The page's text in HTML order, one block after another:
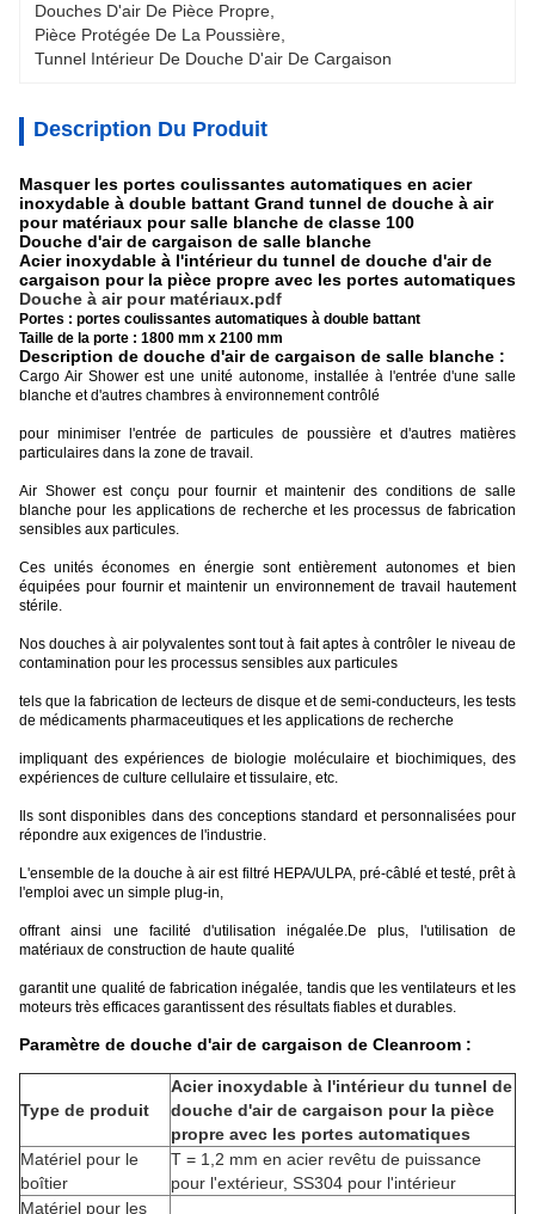
Douches D'air De Pièce Propre
Pièce Protégée De La Poussière
Tunnel Intérieur De Douche D'air De Cargaison
Description Du Produit
Masquer les portes coulissantes automatiques en acier
inoxydable à double battant Grand tunnel de douche à air
pour matériaux pour salle blanche de classe 100
Douche d'air de cargaison de salle blanche
Acier inoxydable à l'intérieur du tunnel de douche d'air de
cargaison pour la pièce propre avec les portes automatiques
Douche à air pour matériaux.pdf
Portes : portes coulissantes automatiques à double battant
Taille de la porte : 1800 mm x 2100 mm
Description de douche d'air de cargaison de salle blanche :
Cargo Air Shower est une unité autonome, installée à l'entrée d'une salle
blanche et d'autres chambres à environnement contrôlé
pour minimiser l'entrée de particules de poussière et d'autres matières
particulaires dans la zone de travail.
Air Shower est conçu pour fournir et maintenir des conditions de salle
blanche pour les applications de recherche et les processus de fabrication
sensibles aux particules.
Ces unités économes en énergie sont entièrement autonomes et bien
équipées pour fournir et maintenir un environnement de travail hautement
stérile.
Nos douches à air polyvalentes sont tout à fait aptes à contrôler le niveau de
contamination pour les processus sensibles aux particules
tels que la fabrication de lecteurs de disque et de semi-conducteurs, les tests
de médicaments pharmaceutiques et les applications de recherche
impliquant des expériences de biologie moléculaire et biochimiques, des
expériences de culture cellulaire et tissulaire, etc.
Ils sont disponibles dans des conceptions standard et personnalisées pour
répondre aux exigences de l'industrie.
L'ensemble de la douche à air est filtré HEPA/ULPA, pré-câblé et testé, prêt à
l'emploi avec un simple plug-in,
offrant ainsi une facilité d'utilisation inégalée.De plus, l'utilisation de
matériaux de construction de haute qualité
garantit une qualité de fabrication inégalée, tandis que les ventilateurs et les
moteurs très efficaces garantissent des résultats fiables et durables.
Paramètre de douche d'air de cargaison de Cleanroom :
Type de produit
Acier inoxydable à l'intérieur du tunnel de
douche d'air de cargaison pour la pièce
propre avec les portes automatiques
Matériel pour le
boîtier
T = 1,2 mm en acier revêtu de puissance
pour l'extérieur, SS304 pour l'intérieur
Matériel pour les